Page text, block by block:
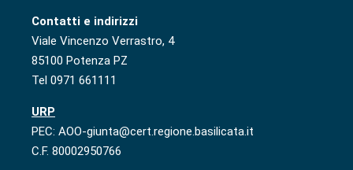
Contatti e indirizzi
Viale Vincenzo Verrastro, 4
85100 Potenza PZ
Tel 0971 661111
URP
PEC: AOO-giunta@cert.regione.basilicata.it
C.F. 80002950766